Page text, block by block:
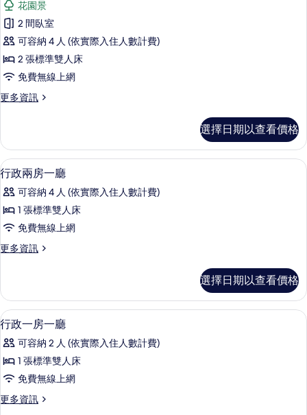
片
床,
廚
房
的
所
有
標
準
雙
人
床,
廚
房
的
行
政
公
寓
房,
張
標
準
雙
人
床,
廚
園
景
觀
的
所
有
相
花園景
2 間臥室
可容納 4 人 (依實際入住人數計費)
2 張標準雙人床
免費無線上網
更多資訊
更
公
寓
客
房,
2
張
準
雙
人
房,
園
景
觀
的
詳
情
選擇日期以查看價格
顯
示
行
政
房
廳
的
所
有
相
片
書桌、筆電工作空間、遮光布/窗簾、
10
行政兩房一廳
可容納 4 人 (依實際入住人數計費)
1 張標準雙人床
免費無線上網
更多資訊
更
兩
房
一
廳
的
詳
選擇日期以查看價格
顯
示
行
政
房
書桌、筆電工作空間、遮光布/窗簾、
7
行政一房一廳
可容納 2 人 (依實際入住人數計費)
1 張標準雙人床
免費無線上網
更多資訊
更